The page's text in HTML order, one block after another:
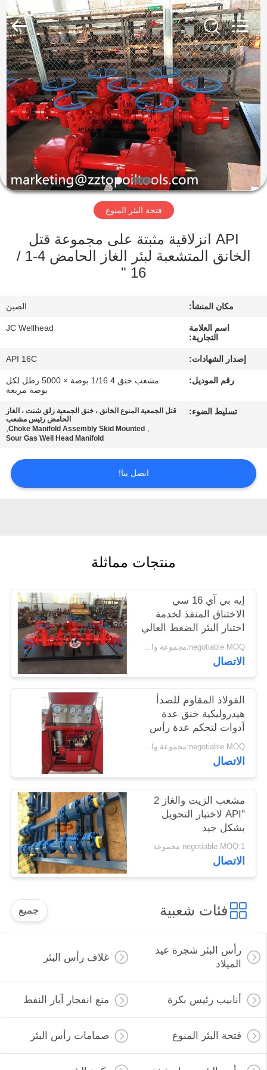
منزل،
بيت
منتجات
معلومات
عنا
المعمل
مراقبة
اتصل
أخبار
خريطة
XI‘AN
ZZTOP
OIL
TOOLS
CO.，
LTD.
Rights
Reserved.
فتحة البئر المنوع
API انزلاقية مثبتة على مجموعة قتل
الخانق المتشعبة لبئر الغاز الحامض 4-1 /
16 "
مكان المنشأ: الصين
اسم العلامة
التجارية:
JC Wellhead
إصدار الشهادات: API 16C
رقم الموديل:
مشعب خنق 4 1/16 بوصة × 5000 رطل لكل
بوصة مربعة
تسليط الضوء:
قتل الجمعية المنوع الخانق ، خنق الجمعية زلق شنت ، الغاز
الحامض رئيس مشعب
,
Choke Manifold Assembly Skid Mounted
,
Sour Gas Well Head Manifold
اتصل بنا!
منتجات مماثلة
إيه بي آي 16 سي
الاختناق المنفذ لخدمة
اختبار البئر الضغط العالي
negotiable MOQ:مجموعة واحدة
الاتصال
الفولاذ المقاوم للصدأ
هيدروليكية خنق عدة
أدوات لتحكم عدة رأس
البئر
negotiable MOQ:مجموعة واحدة
الاتصال
مشعب الزيت والغاز 2
"API لاختبار التحويل
بشكل جيد
negotiable MOQ:1 مجموعة
الاتصال
فئات شعبية جميع
رأس البئر شجرة عيد
الميلاد
غلاف رأس البئر
أنابيب رئيس بكرة منع انفجار آبار النفط
فتحة البئر المنوع صمامات رأس البئر